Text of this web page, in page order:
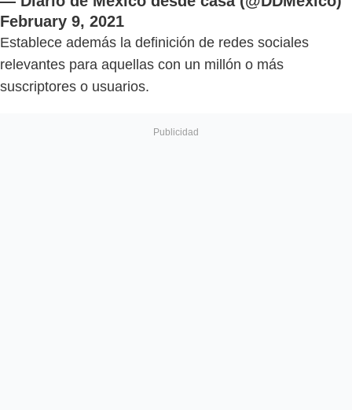
February 9, 2021
Establece además la definición de redes sociales
relevantes para aquellas con un millón o más
suscriptores o usuarios.